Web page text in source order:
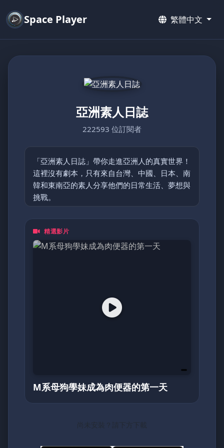
Space Player 繁體中文
亞洲素人日誌
222593 位訂閱者
「亞洲素人日誌」帶你走進亞洲人的真實世界！
這裡沒有劇本，只有來自台灣、中國、日本、南
韓和東南亞的素人分享他們的日常生活、夢想與
挑戰。
從鄉村的簡單快樂到都市的忙碌節奏，每支影片
都是一頁動人的日記。加入我們，探索亞洲最真
摯的面貌！
精選影片
M系母狗學妹成為肉便器的第一天
尚未安裝？請下方下載